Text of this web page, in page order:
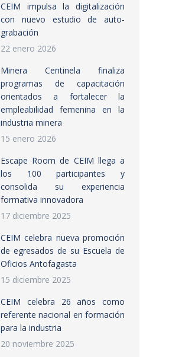
CEIM impulsa la digitalización
con nuevo estudio de auto-
grabación
22 enero 2026
Minera Centinela finaliza
programas de capacitación
orientados a fortalecer la
empleabilidad femenina en la
industria minera
15 enero 2026
Escape Room de CEIM llega a
los 100 participantes y
consolida su experiencia
formativa innovadora
17 diciembre 2025
CEIM celebra nueva promoción
de egresados de su Escuela de
Oficios Antofagasta
15 diciembre 2025
CEIM celebra 26 años como
referente nacional en formación
para la industria
20 noviembre 2025